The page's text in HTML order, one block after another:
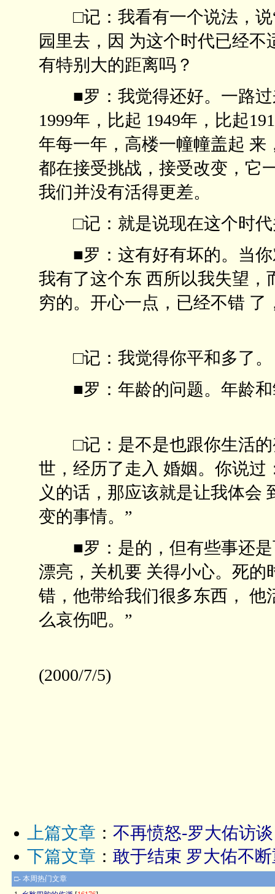
□记：我看有一个说法，说
园里去，因 为这个时代已经
有特别大的距离吗？
■罗：我觉得还好。一路过
1999年，比起 1949年，比起
年每一年，高楼一幢幢盖起
都在接受挑战，接受改变，它
我们并没有活得更差。
□记：就是说现在这个时
■罗：这有好有坏的。当你
我有了这个东 西所以我失望
穷的。开心一点，已经不错
□记：我觉得你平和多
■罗：年龄的问题。年龄和
□记：是不是也跟你生活的
世，经历了走入 婚姻。你说过
义的话，那应该就是让我体会
变的事情。”
■罗：是的，但有些事还是
漂亮，关机要 关得小心。死的
错，他带给我们很多东西，
么哀伤吧。”
(2000/7/5)
上篇文章 ： 不再愤怒-罗大佑访谈
下篇文章 ： 敢于结束 罗大佑不
□- 本周热门文章